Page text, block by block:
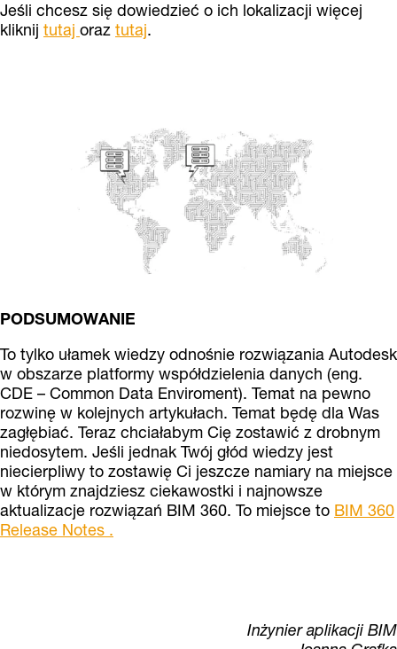
Jeśli chcesz się dowiedzieć o ich lokalizacji więcej
kliknij tutaj oraz tutaj.
PODSUMOWANIE
To tylko ułamek wiedzy odnośnie rozwiązania Autodesk
w obszarze platformy współdzielenia danych (eng.
CDE – Common Data Enviroment). Temat na pewno
rozwinę w kolejnych artykułach. Temat będę dla Was
zagłębiać. Teraz chciałabym Cię zostawić z drobnym
niedosytem. Jeśli jednak Twój głód wiedzy jest
niecierpliwy to zostawię Ci jeszcze namiary na miejsce
w którym znajdziesz ciekawostki i najnowsze
aktualizacje rozwiązań BIM 360. To miejsce to BIM 360
Release Notes .
Inżynier aplikacji BIM